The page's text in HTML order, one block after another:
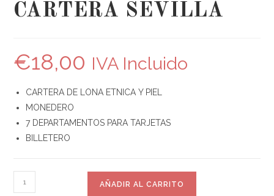
CARTERA SEVILLA
€18,00 IVA Incluido
CARTERA DE LONA ETNICA Y PIEL
MONEDERO
7 DEPARTAMENTOS PARA TARJETAS
BILLETERO
AÑADIR AL CARRITO